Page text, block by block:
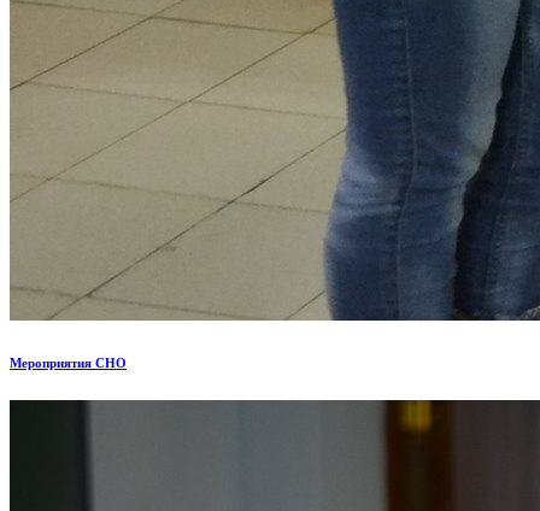
Мероприятия СНО